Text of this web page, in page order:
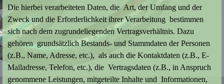
Die hierbei verarbeiteten Daten, die Art, der Umfang und der
Zweck und die Erforderlichkeit ihrer Verarbeitung bestimmen
sich nach dem zugrundeliegenden Vertragsverhältnis. Dazu
gehören grundsätzlich Bestands- und Stammdaten der Personen
(z.B., Name, Adresse, etc.), als auch die Kontaktdaten (z.B., E-
Mailadresse, Telefon, etc.), die Vertragsdaten (z.B., in Anspruch
genommene Leistungen, mitgeteilte Inhalte und Informationen,